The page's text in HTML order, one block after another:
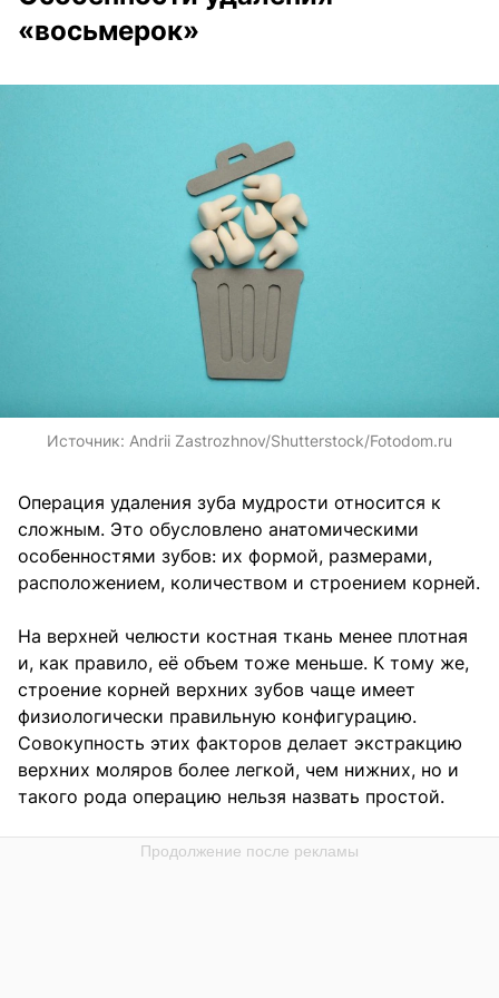
«восьмерок»
Источник: Andrii Zastrozhnov/Shutterstock/Fotodom.ru
Операция удаления зуба мудрости относится к
сложным. Это обусловлено анатомическими
особенностями зубов: их формой, размерами,
расположением, количеством и строением корней.
На верхней челюсти костная ткань менее плотная
и, как правило, её объем тоже меньше. К тому же,
строение корней верхних зубов чаще имеет
физиологически правильную конфигурацию.
Совокупность этих факторов делает экстракцию
верхних моляров более легкой, чем нижних, но и
такого рода операцию нельзя назвать простой.